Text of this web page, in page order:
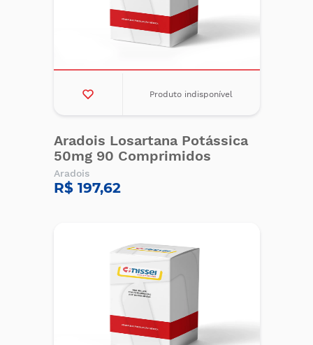
Produto indisponível
Aradois Losartana Potássica
50mg 90 Comprimidos
Aradois
R$ 197,62